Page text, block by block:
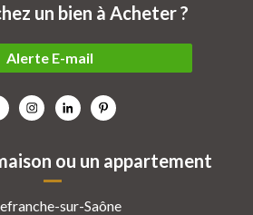
ou un appartement
sur-Saône
un bien à Acheter ?
Alerte E-mail